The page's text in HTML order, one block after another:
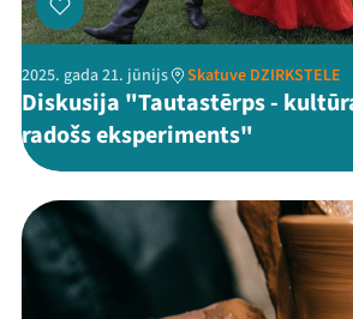
ThreadsFacebookYoutube
X
2025. gada 21. jūnijs Skatuve DZIRKSTELE
Diskusija "Tautastērps -
radošs eksperiments"